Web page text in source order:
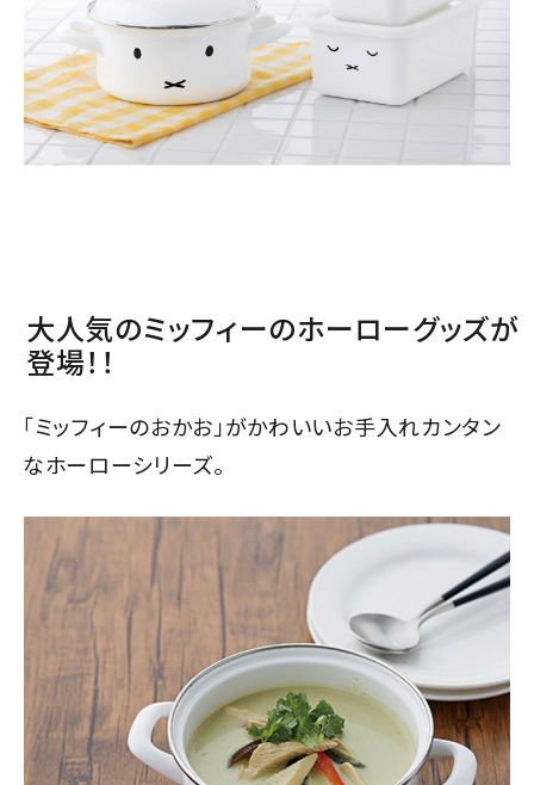
大人気のミッフィーのホーローグッズが
登場！！
「ミッフィーのおかお」がかわいいお手入れカンタン
なホーローシリーズ。